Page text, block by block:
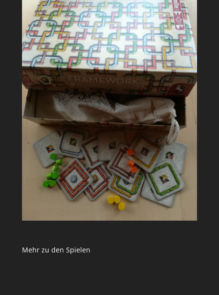
Mehr zu den Spielen